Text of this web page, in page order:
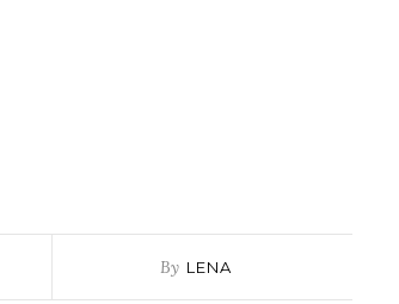
By LENA